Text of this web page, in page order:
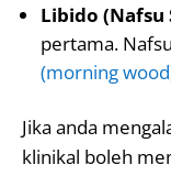
Libido (Nafsu
pertama.
(morning
Jika anda
klinikal boleh